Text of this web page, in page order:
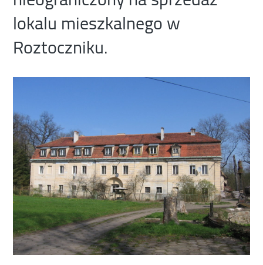
lokalu mieszkalnego w
Roztoczniku.